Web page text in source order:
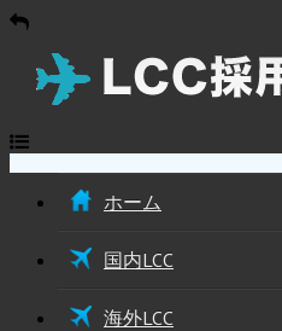
ホーム
国内LCC
海外LCC